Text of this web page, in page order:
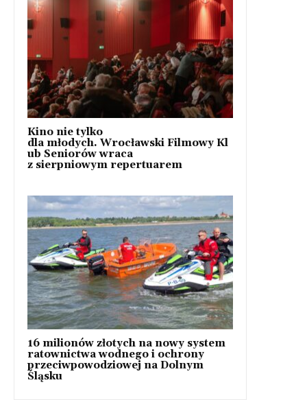
Kino nie tylko
dla młodych. Wrocławski Filmowy Kl
ub Seniorów wraca
z sierpniowym repertuarem
16 milionów złotych na nowy system
ratownictwa wodnego i ochrony
przeciwpowodziowej na Dolnym
Śląsku